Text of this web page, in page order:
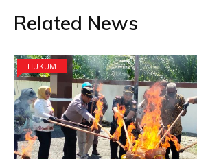
Related News
HUKUM